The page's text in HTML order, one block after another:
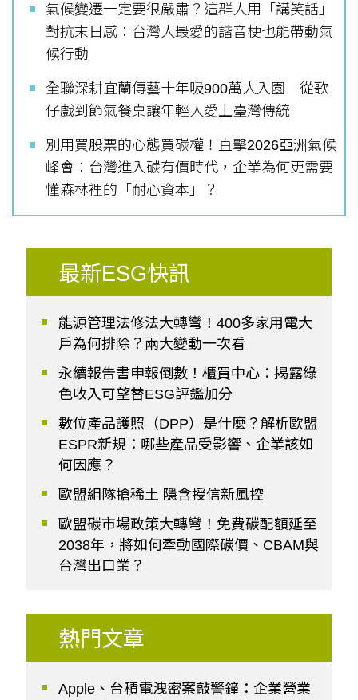
氣候變遷一定要很嚴肅？這群人用「講笑話」
對抗末日感：台灣人最愛的諧音梗也能帶動氣
候行動
全聯深耕宜蘭傳藝十年吸900萬人入園 從歌
仔戲到節氣餐桌讓年輕人愛上臺灣傳統
別用買股票的心態買碳權！直擊2026亞洲氣候
峰會：台灣進入碳有價時代，企業為何更需要
懂森林裡的「耐心資本」？
最新ESG快訊
能源管理法修法大轉彎！400多家用電大
戶為何排除？兩大變動一次看
永續報告書申報倒數！櫃買中心：揭露綠
色收入可望替ESG評鑑加分
數位產品護照（DPP）是什麼？解析歐盟
ESPR新規：哪些產品受影響、企業該如
何因應？
歐盟組隊搶稀土 隱含授信新風控
歐盟碳市場政策大轉彎！免費碳配額延至
2038年，將如何牽動國際碳價、CBAM與
台灣出口業？
熱門文章
Apple、台積電洩密案敲警鐘：企業營業